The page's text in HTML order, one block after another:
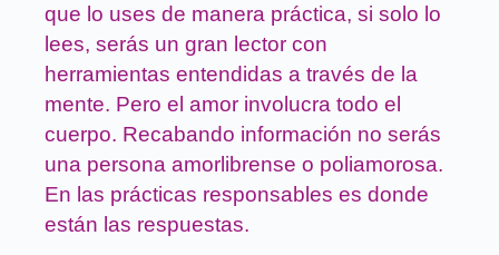
que lo uses de manera práctica, si solo lo
lees, serás un gran lector con
herramientas entendidas a través de la
mente. Pero el amor involucra todo el
cuerpo. Recabando información no serás
una persona amorlibrense o poliamorosa.
En las prácticas responsables es donde
están las respuestas.